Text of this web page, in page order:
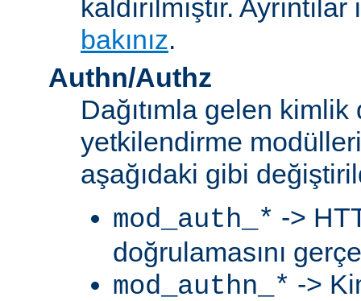
kaldırılmıştır.
bakınız.
Authn/Authz
Dağıtımla gelen
yetkilendirme
aşağıdaki gibi
mod_auth_* ->
doğrulamasını
mod_authn_* ->